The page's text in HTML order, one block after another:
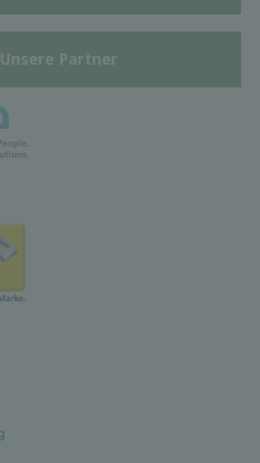
Unsere Partner